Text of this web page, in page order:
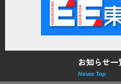
お知らせ一
News Top